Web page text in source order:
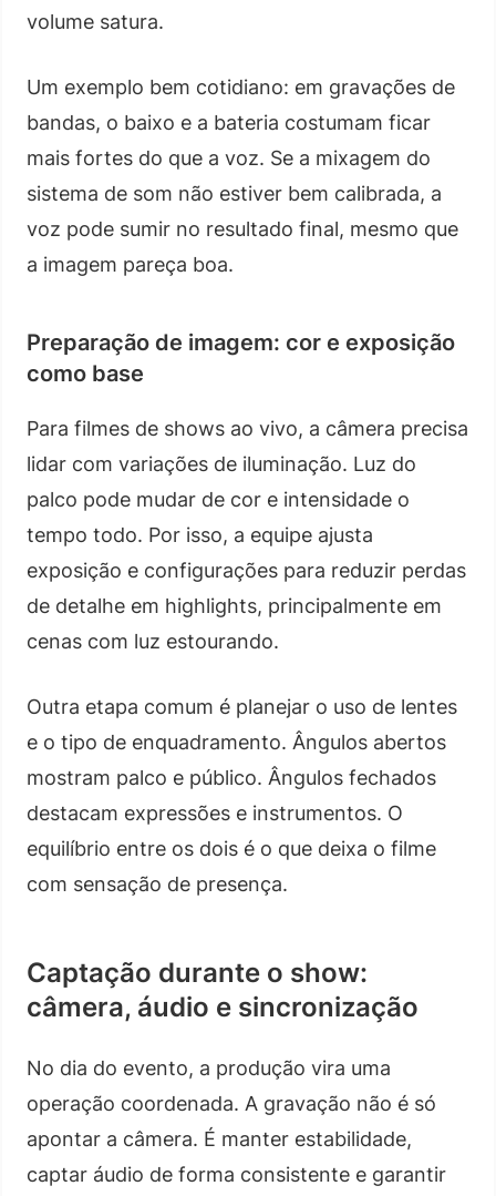
volume satura.
Um exemplo bem cotidiano: em gravações de
bandas, o baixo e a bateria costumam ficar
mais fortes do que a voz. Se a mixagem do
sistema de som não estiver bem calibrada, a
voz pode sumir no resultado final, mesmo que
a imagem pareça boa.
Preparação de imagem: cor e exposição
como base
Para filmes de shows ao vivo, a câmera precisa
lidar com variações de iluminação. Luz do
palco pode mudar de cor e intensidade o
tempo todo. Por isso, a equipe ajusta
exposição e configurações para reduzir perdas
de detalhe em highlights, principalmente em
cenas com luz estourando.
Outra etapa comum é planejar o uso de lentes
e o tipo de enquadramento. Ângulos abertos
mostram palco e público. Ângulos fechados
destacam expressões e instrumentos. O
equilíbrio entre os dois é o que deixa o filme
com sensação de presença.
Captação durante o show:
câmera, áudio e sincronização
No dia do evento, a produção vira uma
operação coordenada. A gravação não é só
apontar a câmera. É manter estabilidade,
captar áudio de forma consistente e garantir